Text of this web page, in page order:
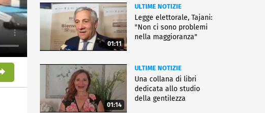
01:11
ULTIME NOTIZIE
Legge elettorale, Tajani:
"Non ci sono problemi
nella maggioranza"
01:14
ULTIME NOTIZIE
Una collana di libri
dedicata allo studio
della gentilezza